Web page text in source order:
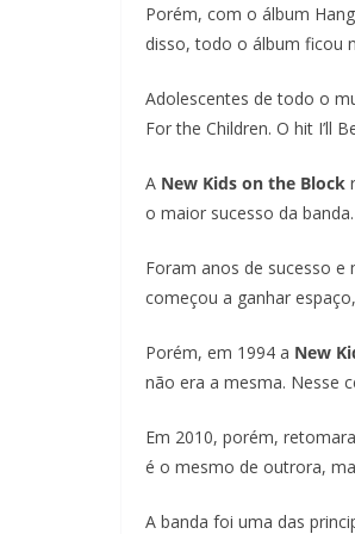
Porém, com o álbum
disso, todo o álbum ficou
Adolescentes de todo o
For the Children. O hit I’ll
A New Kids on the Block
o maior sucesso da banda.
Foram anos de sucesso
começou a ganhar
Porém, em 1994 a New
não era a mesma. Nesse
Em 2010, porém,
é o mesmo de outrora,
A banda foi uma das